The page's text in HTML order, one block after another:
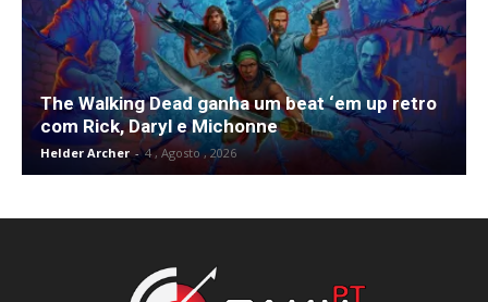
The Walking Dead ganha um beat ‘em up retro
com Rick, Daryl e Michonne
Helder Archer - 4 , Agosto , 2026